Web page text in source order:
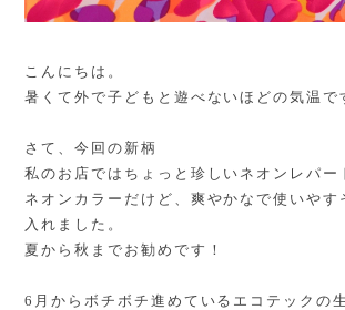
こんにちは。
暑くて外で子どもと遊べないほどの気温で
さて、今回の新柄
私のお店ではちょっと珍しいネオンレパー
ネオンカラーだけど、爽やかなで使いやす
入れました。
夏から秋までお勧めです！
6月からボチボチ進めているエコテックの